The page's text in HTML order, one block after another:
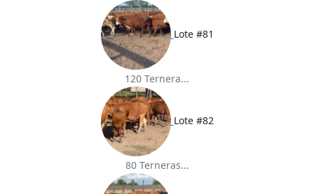
Lote #81
120 Ternera...
Lote #82
80 Terneras...